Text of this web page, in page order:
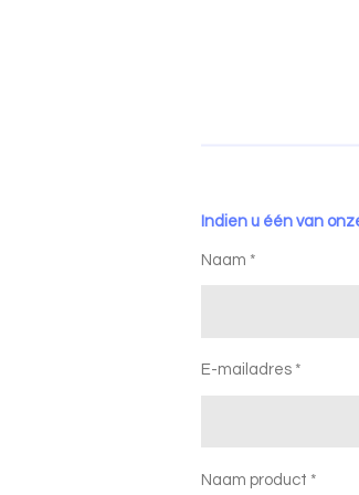
Indien u één van
Naam *
E-mailadres *
Naam product *